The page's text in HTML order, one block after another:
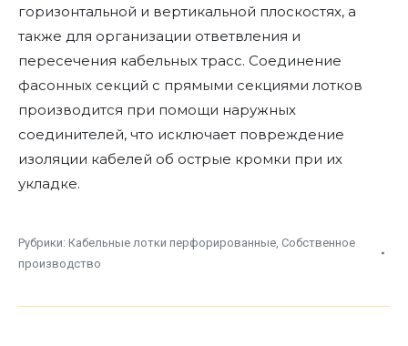
горизонтальной и вертикальной плоскостях, а
также для организации ответвления и
пересечения кабельных трасс. Соединение
фасонных секций с прямыми секциями лотков
производится при помощи наружных
соединителей, что исключает повреждение
изоляции кабелей об острые кромки при их
укладке.
Рубрики: Кабельные лотки перфорированные, Собственное
производство